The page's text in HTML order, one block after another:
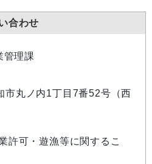
合わせ
管理課
市丸ノ内1丁目7番52号（西
許可・遊漁等に関するこ